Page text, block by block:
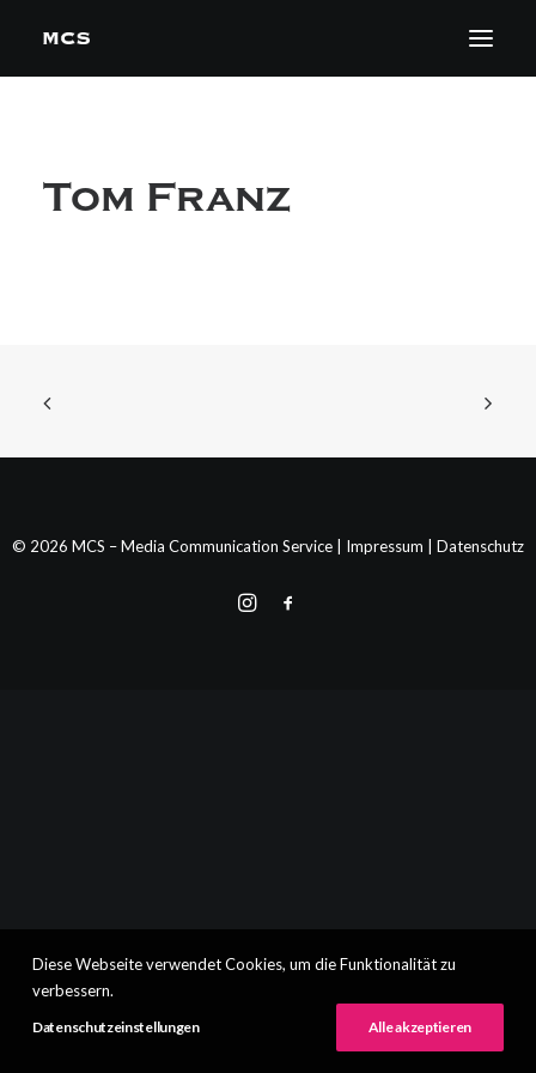
Tom Franz
© 2026 MCS – Media Communication Service | Impressum Datenschutz
Diese Webseite verwendet Cookies, um die Funktionalität zu
verbessern.
Datenschutzeinstellungen Alle akzeptieren